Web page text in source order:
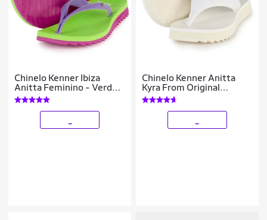
Chinelo Kenner Ibiza
Anitta Feminino - Verde e
Rosa - 39
Chinelo Kenner Anitta
Kyra From Original
Feminino